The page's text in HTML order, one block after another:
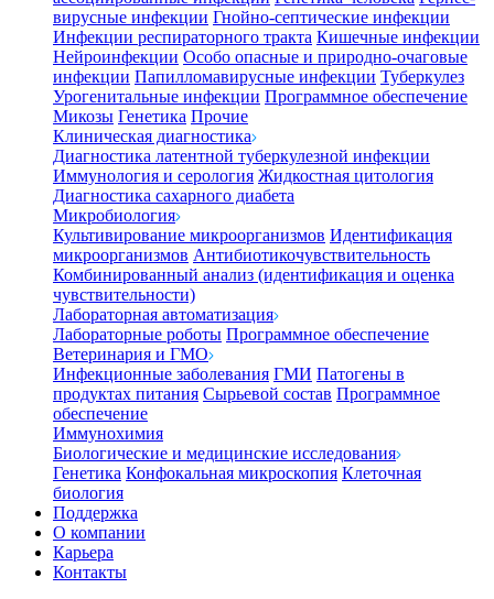
вирусные инфекции Гнойно-септические инфекции
Инфекции респираторного тракта Кишечные инфекции
Нейроинфекции Особо опасные и природно-очаговые
инфекции Папилломавирусные инфекции Туберкулез
Урогенитальные инфекции Программное обеспечение
Микозы Генетика Прочие
Клиническая диагностика
Диагностика латентной туберкулезной инфекции
Иммунология и серология Жидкостная цитология
Диагностика сахарного диабета
Микробиология
Культивирование микроорганизмов Идентификация
микроорганизмов Антибиотикочувствительность
Комбинированный анализ (идентификация и оценка
чувствительности)
Лабораторная автоматизация
Лабораторные роботы Программное обеспечение
Ветеринария и ГМО
Инфекционные заболевания ГМИ Патогены в
продуктах питания Сырьевой состав Программное
обеспечение
Иммунохимия
Биологические и медицинские исследования
Генетика Конфокальная микроскопия Клеточная
биология
Поддержка
О компании
Карьера
Контакты